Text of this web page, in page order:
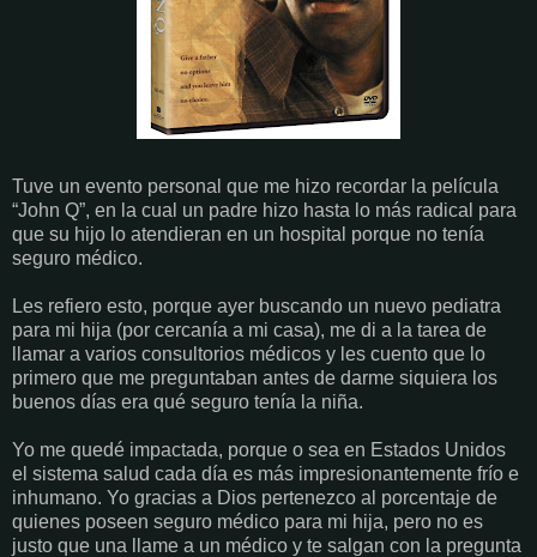
Tuve un evento personal que me hizo recordar la película
“John Q”, en la cual un padre hizo hasta lo más radical para
que su hijo lo atendieran en un hospital porque no tenía
seguro médico.
Les refiero esto, porque ayer buscando un nuevo pediatra
para mi hija (por cercanía a mi casa), me di a la tarea de
llamar a varios consultorios médicos y les cuento que lo
primero que me preguntaban antes de darme siquiera los
buenos días era qué seguro tenía la niña.
Yo me quedé impactada, porque o sea en Estados Unidos
el sistema salud cada día es más impresionantemente frío e
inhumano. Yo gracias a Dios pertenezco al porcentaje de
quienes poseen seguro médico para mi hija, pero no es
justo que una llame a un médico y te salgan con la pregunta